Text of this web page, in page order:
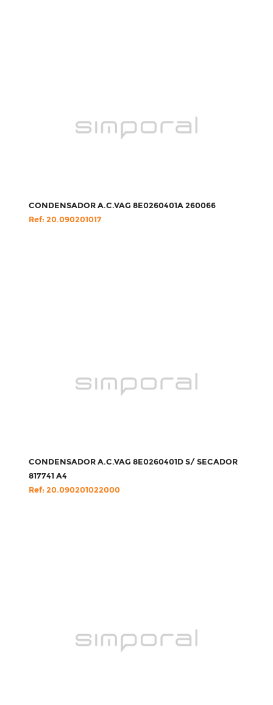
CONDENSADOR A.C.VAG 8E0260401A 260066
Ref: 20.090201017
CONDENSADOR A.C.VAG 8E0260401D S/ SECADOR
817741 A4
Ref: 20.090201022000